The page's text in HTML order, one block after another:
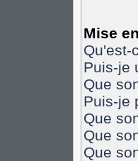
Mise
Qu'est-
Puis-je
Que
Puis-je
Que
Que
Que